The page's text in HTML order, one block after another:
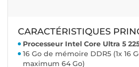
CARACTÉRISTIQUES
Processeur Intel Core Ultra 5
16 Go de mémoire DDR5 (1x 16
maximum 64 Go)